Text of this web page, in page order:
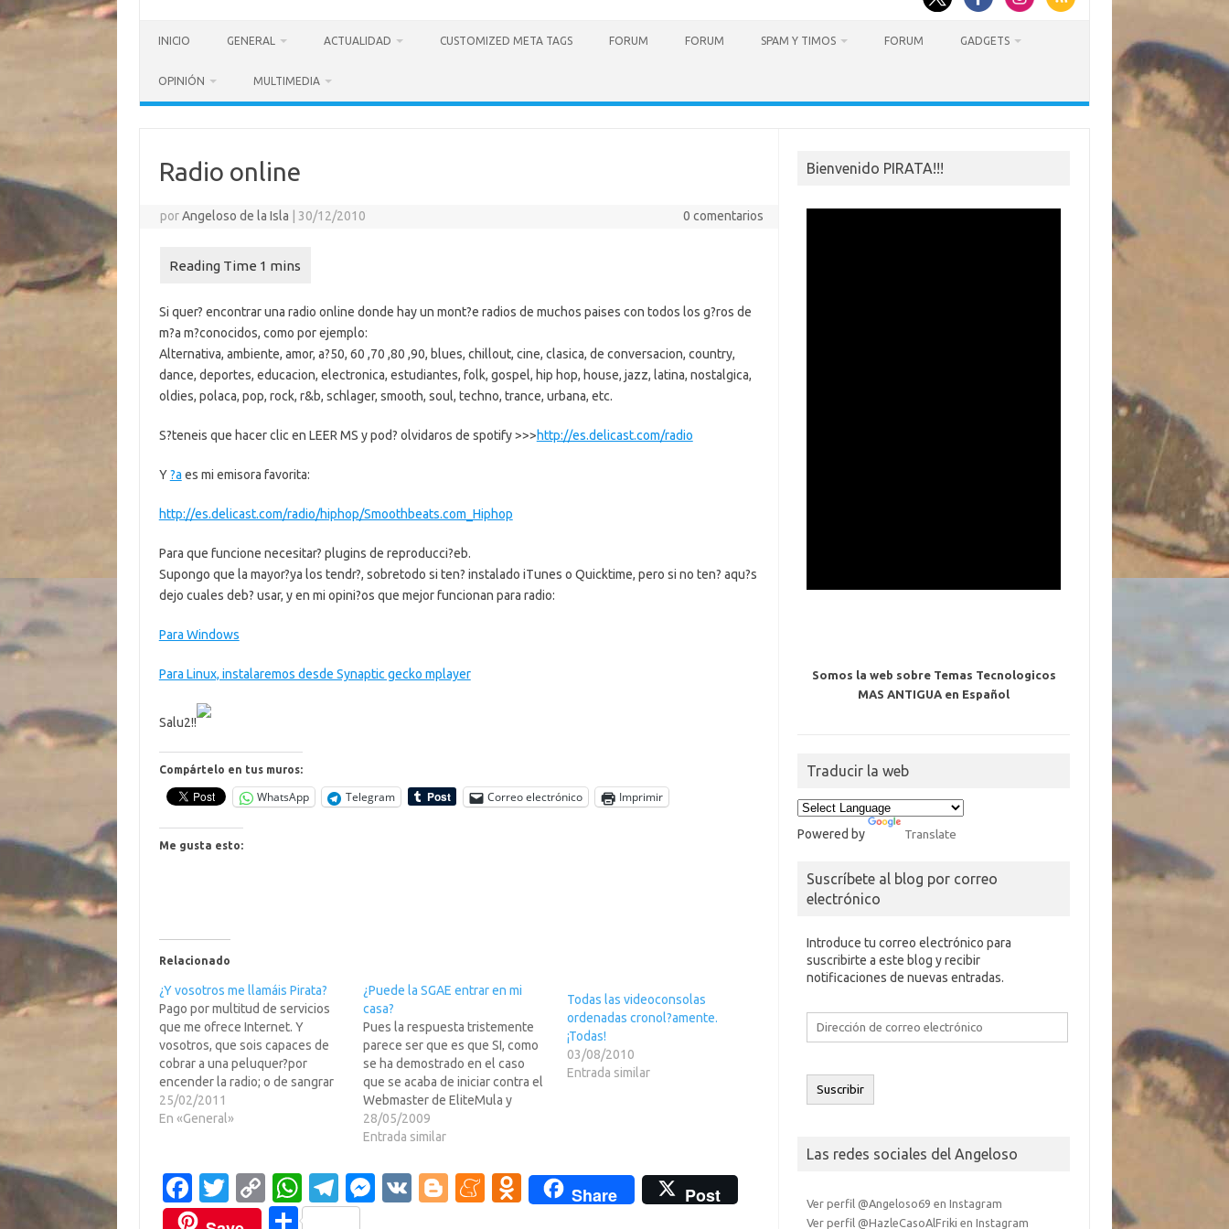
INICIO GENERAL ACTUALIDAD CUSTOMIZED META TAGS FORUM FORUM SPAM Y TIMOS FORUM GADGETS
OPINIÓN MULTIMEDIA
Radio online
porAngeloso de la Isla 30/12/2010 0 comentarios
Si quer? encontrar una radio online donde hay un mont?e radios de muchos paises con todos los g?ros de
m?a m?conocidos, como por ejemplo:
Alternativa, ambiente, amor, a?50, 60 ,70 ,80 ,90, blues, chillout, cine, clasica, de conversacion, country,
dance, deportes, educacion, electronica, estudiantes, folk, gospel, hip hop, house, jazz, latina, nostalgica,
oldies, polaca, pop, rock, r&b, schlager, smooth, soul, techno, trance, urbana, etc.
S?teneis que hacer clic en LEER MS y pod? olvidaros de spotify >>>http://es.delicast.com/radio
Y?a es mi emisora favorita:
http://es.delicast.com/radio/hiphop/Smoothbeats.com_Hiphop
Para que funcione necesitar? plugins de reproducci?eb.
Supongo que la mayor?ya los tendr?, sobretodo si ten? instalado iTunes o Quicktime, pero si no ten? aqu?s
dejo cuales deb? usar, y en mi opini?os que mejor funcionan para radio:
Para Windows
Para Linux, instalaremos desde Synaptic gecko mplayer
Salu2!!
Compártelo en tus muros:
WhatsApp Telegram Correo electrónico Imprimir
Me gusta esto:
Relacionado
¿Y vosotros me llamáis Pirata?
Pago por multitud de servicios
que me ofrece Internet. Y
vosotros, que sois capaces de
cobrar a una peluquer?por
encender la radio; o de sangrar
un vergonzoso 10 % de lo
recaudado en un concierto ben?
euros o m?por…
25/02/2011
En «General»
¿Puede la SGAE entrar en mi
casa?
Pues la respuesta tristemente
parece ser que es que SI, como
se ha demostrado en el caso
que se acaba de iniciar contra el
Webmaster de EliteMula y
Etmusica.... aunque luego de
meterse David Bravo por
de tono y casi quedo en agua de
borrajas.…
28/05/2009
Entrada similar
Todas las videoconsolas
ordenadas cronol?amente.
¡Todas!
03/08/2010
Entrada similar
Fa
c
T
w
C
o
W
h
T
el
M
V
Bl
M O
Share
Post
C
Bienvenido PIRATA!!!
Somos la web sobre Temas Tecnologicos
MAS ANTIGUA en Español
Traducir la web
Powered by Translate
Suscríbete al blog por correo
electrónico
Introduce tu correo electrónico para
suscribirte a este blog y recibir
notificaciones de nuevas entradas.
Dirección
electrónico
Suscribir
Las redes sociales del Angeloso
Ver perfil @Angeloso69 en Instagram
Ver perfil @HazleCasoAlFriki en Instagram